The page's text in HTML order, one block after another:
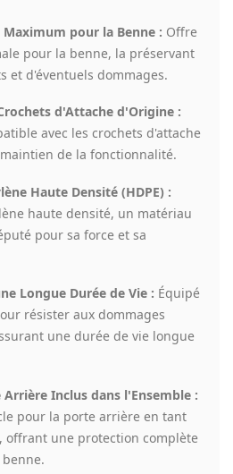
pour la Benne : Offre
pour la benne, la préservant
et d'éventuels dommages.
d'Attache d'Origine :
avec les crochets d'attache
de la fonctionnalité.
Haute Densité (HDPE) :
haute densité, un matériau
pour sa force et sa
Longue Durée de Vie : Équipé
résister aux dommages
une durée de vie longue
Inclus dans l'Ensemble :
pour la porte arrière en tant
offrant une protection complète